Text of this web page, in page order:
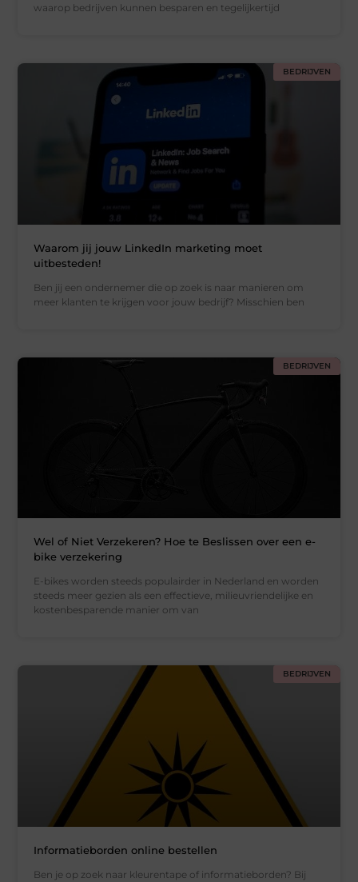
waarop bedrijven kunnen besparen en tegelijkertijd
BEDRIJVEN
Waarom jij jouw LinkedIn marketing moet
uitbesteden!
Ben jij een ondernemer die op zoek is naar manieren om
meer klanten te krijgen voor jouw bedrijf? Misschien ben
BEDRIJVEN
Wel of Niet Verzekeren? Hoe te Beslissen over een e-
bike verzekering
E-bikes worden steeds populairder in Nederland en worden
steeds meer gezien als een effectieve, milieuvriendelijke en
kostenbesparende manier om van
BEDRIJVEN
Informatieborden online bestellen
Ben je op zoek naar kleurentape of informatieborden? Bij